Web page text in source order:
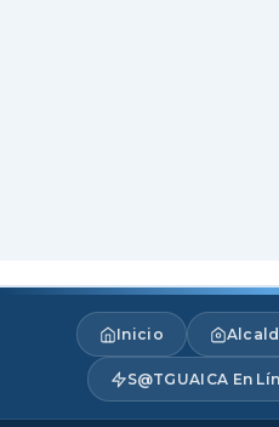
Inicio
S@TGUAICA En